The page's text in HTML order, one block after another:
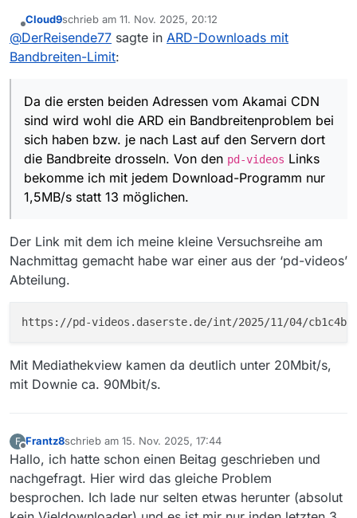
Bandbreitenproblem bei sich haben bzw. je
nach Last auf den Servern dort die Bandbreite
drosseln. Von den
Offline
Cloud9schrieb am 11. Nov. 2025, 20:12
zuletzt editiert von
@DerReisende77 sagte in ARD-Downloads mit
Bandbreiten-Limit:
Da die ersten beiden Adressen vom Akamai CDN
sind wird wohl die ARD ein Bandbreitenproblem bei
sich haben bzw. je nach Last auf den Servern dort
die Bandbreite drosseln. Von den pd-videos Links
bekomme ich mit jedem Download-Programm nur
1,5MB/s statt 13 möglichen.
Der Link mit dem ich meine kleine Versuchsreihe am
Nachmittag gemacht habe war einer aus der ‘pd-videos’
Abteilung.
Mit Mediathekview kamen da deutlich unter 20Mbit/s,
mit Downie ca. 90Mbit/s.
F
Offline
Frantz8schrieb am 15. Nov. 2025, 17:44
zuletzt editiert von
Hallo, ich hatte schon einen Beitag geschrieben und
nachgefragt. Hier wird das gleiche Problem
besprochen. Ich lade nur selten etwas herunter (absolut